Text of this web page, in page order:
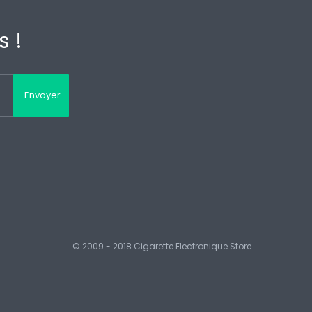
!
Envoyer
© 2009 - 2018 Cigarette Electronique Store